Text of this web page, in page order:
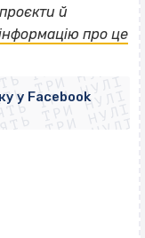
й
про це
ТРИ НУЛІ
ТРИ НУЛІ
ТРИ НУЛІ
ТРИ НУЛІ
ТРИ НУЛІ
ТРИ НУЛІ
ТРИ НУЛІ
ТРИ НУЛІ
у Facebook